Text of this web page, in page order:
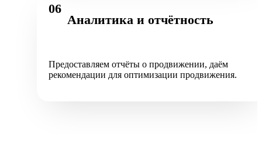
06
Аналитика и отчётность
Предоставляем отчёты о продвижении, даём
рекомендации для оптимизации продвижения.